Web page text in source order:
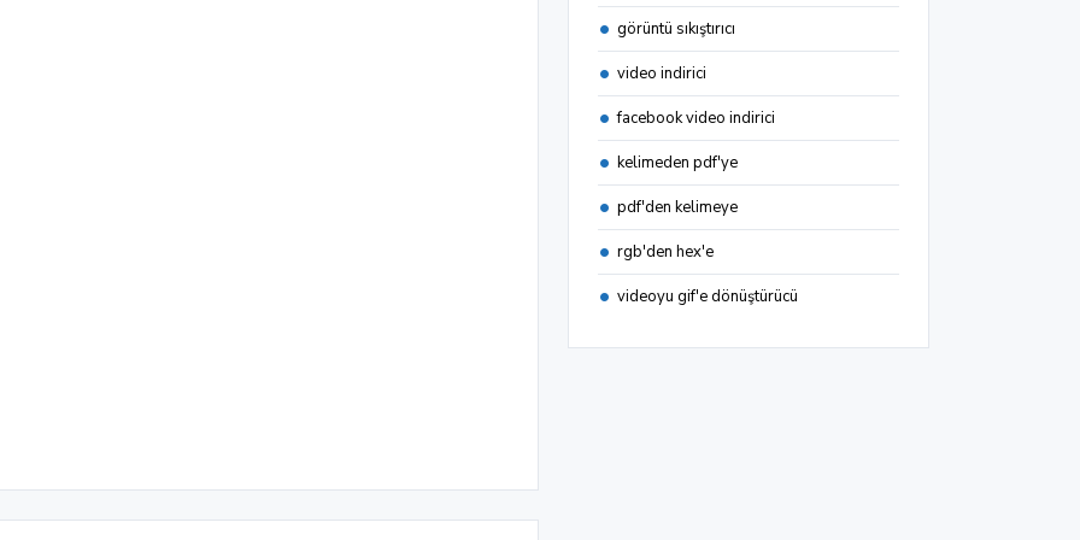
görüntü sıkıştırıcı
video indirici
facebook video indirici
kelimeden pdf'ye
pdf'den kelimeye
rgb'den hex'e
videoyu gif'e dönüştürücü